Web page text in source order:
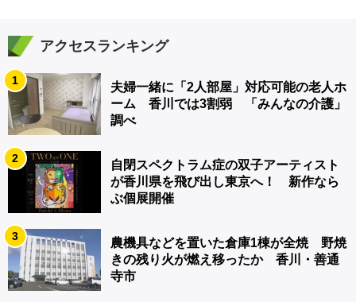
アクセスランキング
1
夫婦一緒に「2人部屋」対応可能の老人ホ
ーム 香川では3割弱 「みんなの介護」
調べ
2
自閉スペクトラム症の双子アーティスト
が香川県を飛び出し東京へ！ 新作なら
ぶ個展開催
3
農機具などを置いた倉庫1棟が全焼 野焼
きの残り火が燃え移ったか 香川・善通
寺市